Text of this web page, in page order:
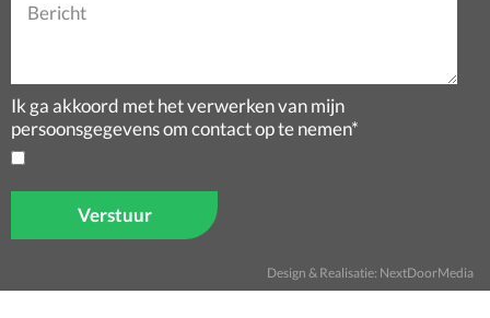
Bericht
Ik ga akkoord met het verwerken van mijn
persoonsgegevens om contact op te nemen*
Design & Realisatie: NextDoorMedia